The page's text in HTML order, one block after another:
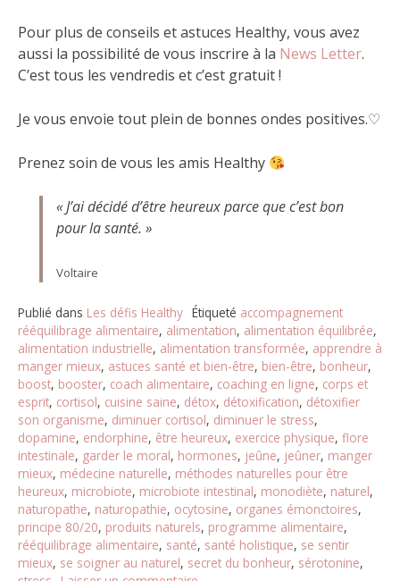
Pour plus de conseils et astuces Healthy, vous avez
aussi la possibilité de vous inscrire à la News Letter.
C’est tous les vendredis et c’est gratuit !
Je vous envoie tout plein de bonnes ondes positives.♡
Prenez soin de vous les amis Healthy
« J’ai décidé d’être heureux parce que c’est bon
pour la santé. »
Voltaire
Publié dans Les défis Healthy Étiqueté accompagnement
rééquilibrage alimentaire, alimentation, alimentation équilibrée,
alimentation industrielle, alimentation transformée, apprendre à
manger mieux, astuces santé et bien-être, bien-être, bonheur,
boost, booster, coach alimentaire, coaching en ligne, corps et
esprit, cortisol, cuisine saine, détox, détoxification, détoxifier
son organisme, diminuer cortisol, diminuer le stress,
dopamine, endorphine, être heureux, exercice physique, flore
intestinale, garder le moral, hormones, jeûne, jeûner, manger
mieux, médecine naturelle, méthodes naturelles pour être
heureux, microbiote, microbiote intestinal, monodiète, naturel,
naturopathe, naturopathie, ocytosine, organes émonctoires,
principe 80/20, produits naturels, programme alimentaire,
rééquilibrage alimentaire, santé, santé holistique, se sentir
mieux, se soigner au naturel, secret du bonheur, sérotonine,